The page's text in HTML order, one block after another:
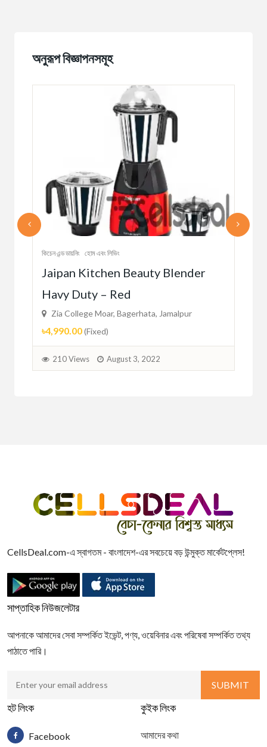
অনুরূপ বিজ্ঞাপনসমূহ
কিচেন এন্ড ডায়নিং হোম এবং লিভিং
Jaipan Kitchen Beauty Blender
Havy Duty – Red
Zia College Moar, Bagerhata, Jamalpur
৳4,990.00(Fixed)
210 Views August 3, 2022
CellsDeal.com-এ স্বাগতম - বাংলাদেশ-এর সবচেয়ে বড় উন্মুক্ত মার্কেটপ্লেস!
সাপ্তাহিক নিউজলেটার
আপনাকে আমাদের সেবা সম্পর্কিত ইভেন্ট, পণ্য, ওয়েবিনার এবং পরিষেবা সম্পর্কিত তথ্য
পাঠাতে পারি।
হট লিংক
Facebook
কুইক লিংক
আমাদের কথা